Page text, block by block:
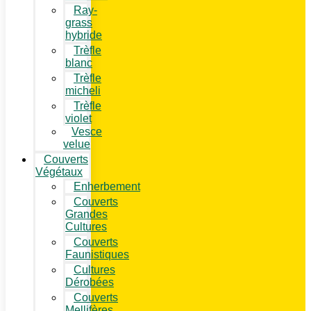
Ray-
grass
hybride
Trèfle
blanc
Trèfle
micheli
Trèfle
violet
Vesce
velue
Couverts
Végétaux
Enherbement
Couverts
Grandes
Cultures
Couverts
Faunistiques
Cultures
Dérobées
Couverts